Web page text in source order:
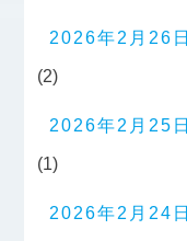
2026年2月26日
(2)
2026年2月25日
(1)
2026年2月24日